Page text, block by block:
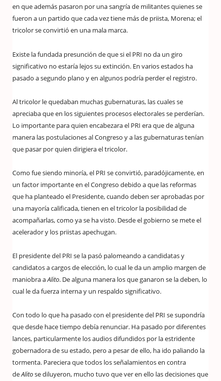
en que además pasaron por una sangría de militantes quienes se
fueron a un partido que cada vez tiene más de priista, Morena; el
tricolor se convirtió en una mala marca.
Existe la fundada presunción de que si el PRI no da un giro
significativo no estaría lejos su extinción. En varios estados ha
pasado a segundo plano y en algunos podría perder el registro.
Al tricolor le quedaban muchas gubernaturas, las cuales se
apreciaba que en los siguientes procesos electorales se perderían.
Lo importante para quien encabezara el PRI era que de alguna
manera las postulaciones al Congreso y a las gubernaturas tenían
que pasar por quien dirigiera el tricolor.
Como fue siendo minoría, el PRI se convirtió, paradójicamente, en
un factor importante en el Congreso debido a que las reformas
que ha planteado el Presidente, cuando deben ser aprobadas por
una mayoría calificada, tienen en el tricolor la posibilidad de
acompañarlas, como ya se ha visto. Desde el gobierno se mete el
acelerador y los priistas apechugan.
El presidente del PRI se la pasó palomeando a candidatas y
candidatos a cargos de elección, lo cual le da un amplio margen de
maniobra aAlito. De alguna manera los que ganaron se la deben, lo
cual le da fuerza interna y un respaldo significativo.
Con todo lo que ha pasado con el presidente del PRI se supondría
que desde hace tiempo debía renunciar. Ha pasado por diferentes
lances, particularmente los audios difundidos por la estridente
gobernadora de su estado, pero a pesar de ello, ha ido paliando la
tormenta. Pareciera que todos los señalamientos en contra
deAlitose diluyeron, mucho tuvo que ver en ello las decisiones que